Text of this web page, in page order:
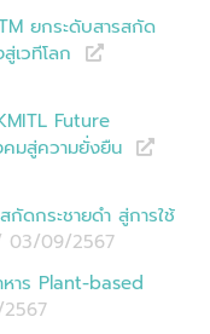
ยกระดับสารสกัด
เวทีโลก
Future
มสู่ความยั่งยืน
ดกระชายดำ สู่การใช้
03/09/2567
าร Plant-based
2567